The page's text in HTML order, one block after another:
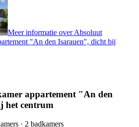
Meer informatie over Absoluut
"An den Isarauen", dicht bij
appartement "An den
het centrum
· 2 badkamers